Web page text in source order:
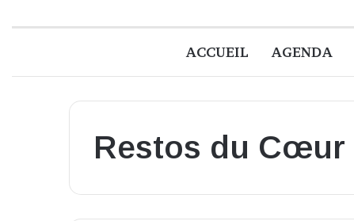
ACCUEIL AGENDA
Restos du Cœur